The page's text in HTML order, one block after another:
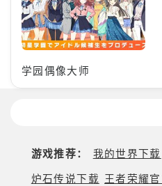
学园偶像大师
游戏推荐： 我的世界下载
炉石传说下载 王者荣耀